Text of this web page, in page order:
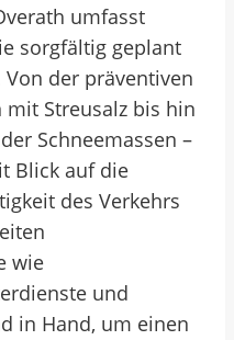
umfasst
sorgfältig geplant
der präventiven
Streusalz bis hin
Schneemassen –
Blick auf die
des Verkehrs
wie
und
in Hand, um einen